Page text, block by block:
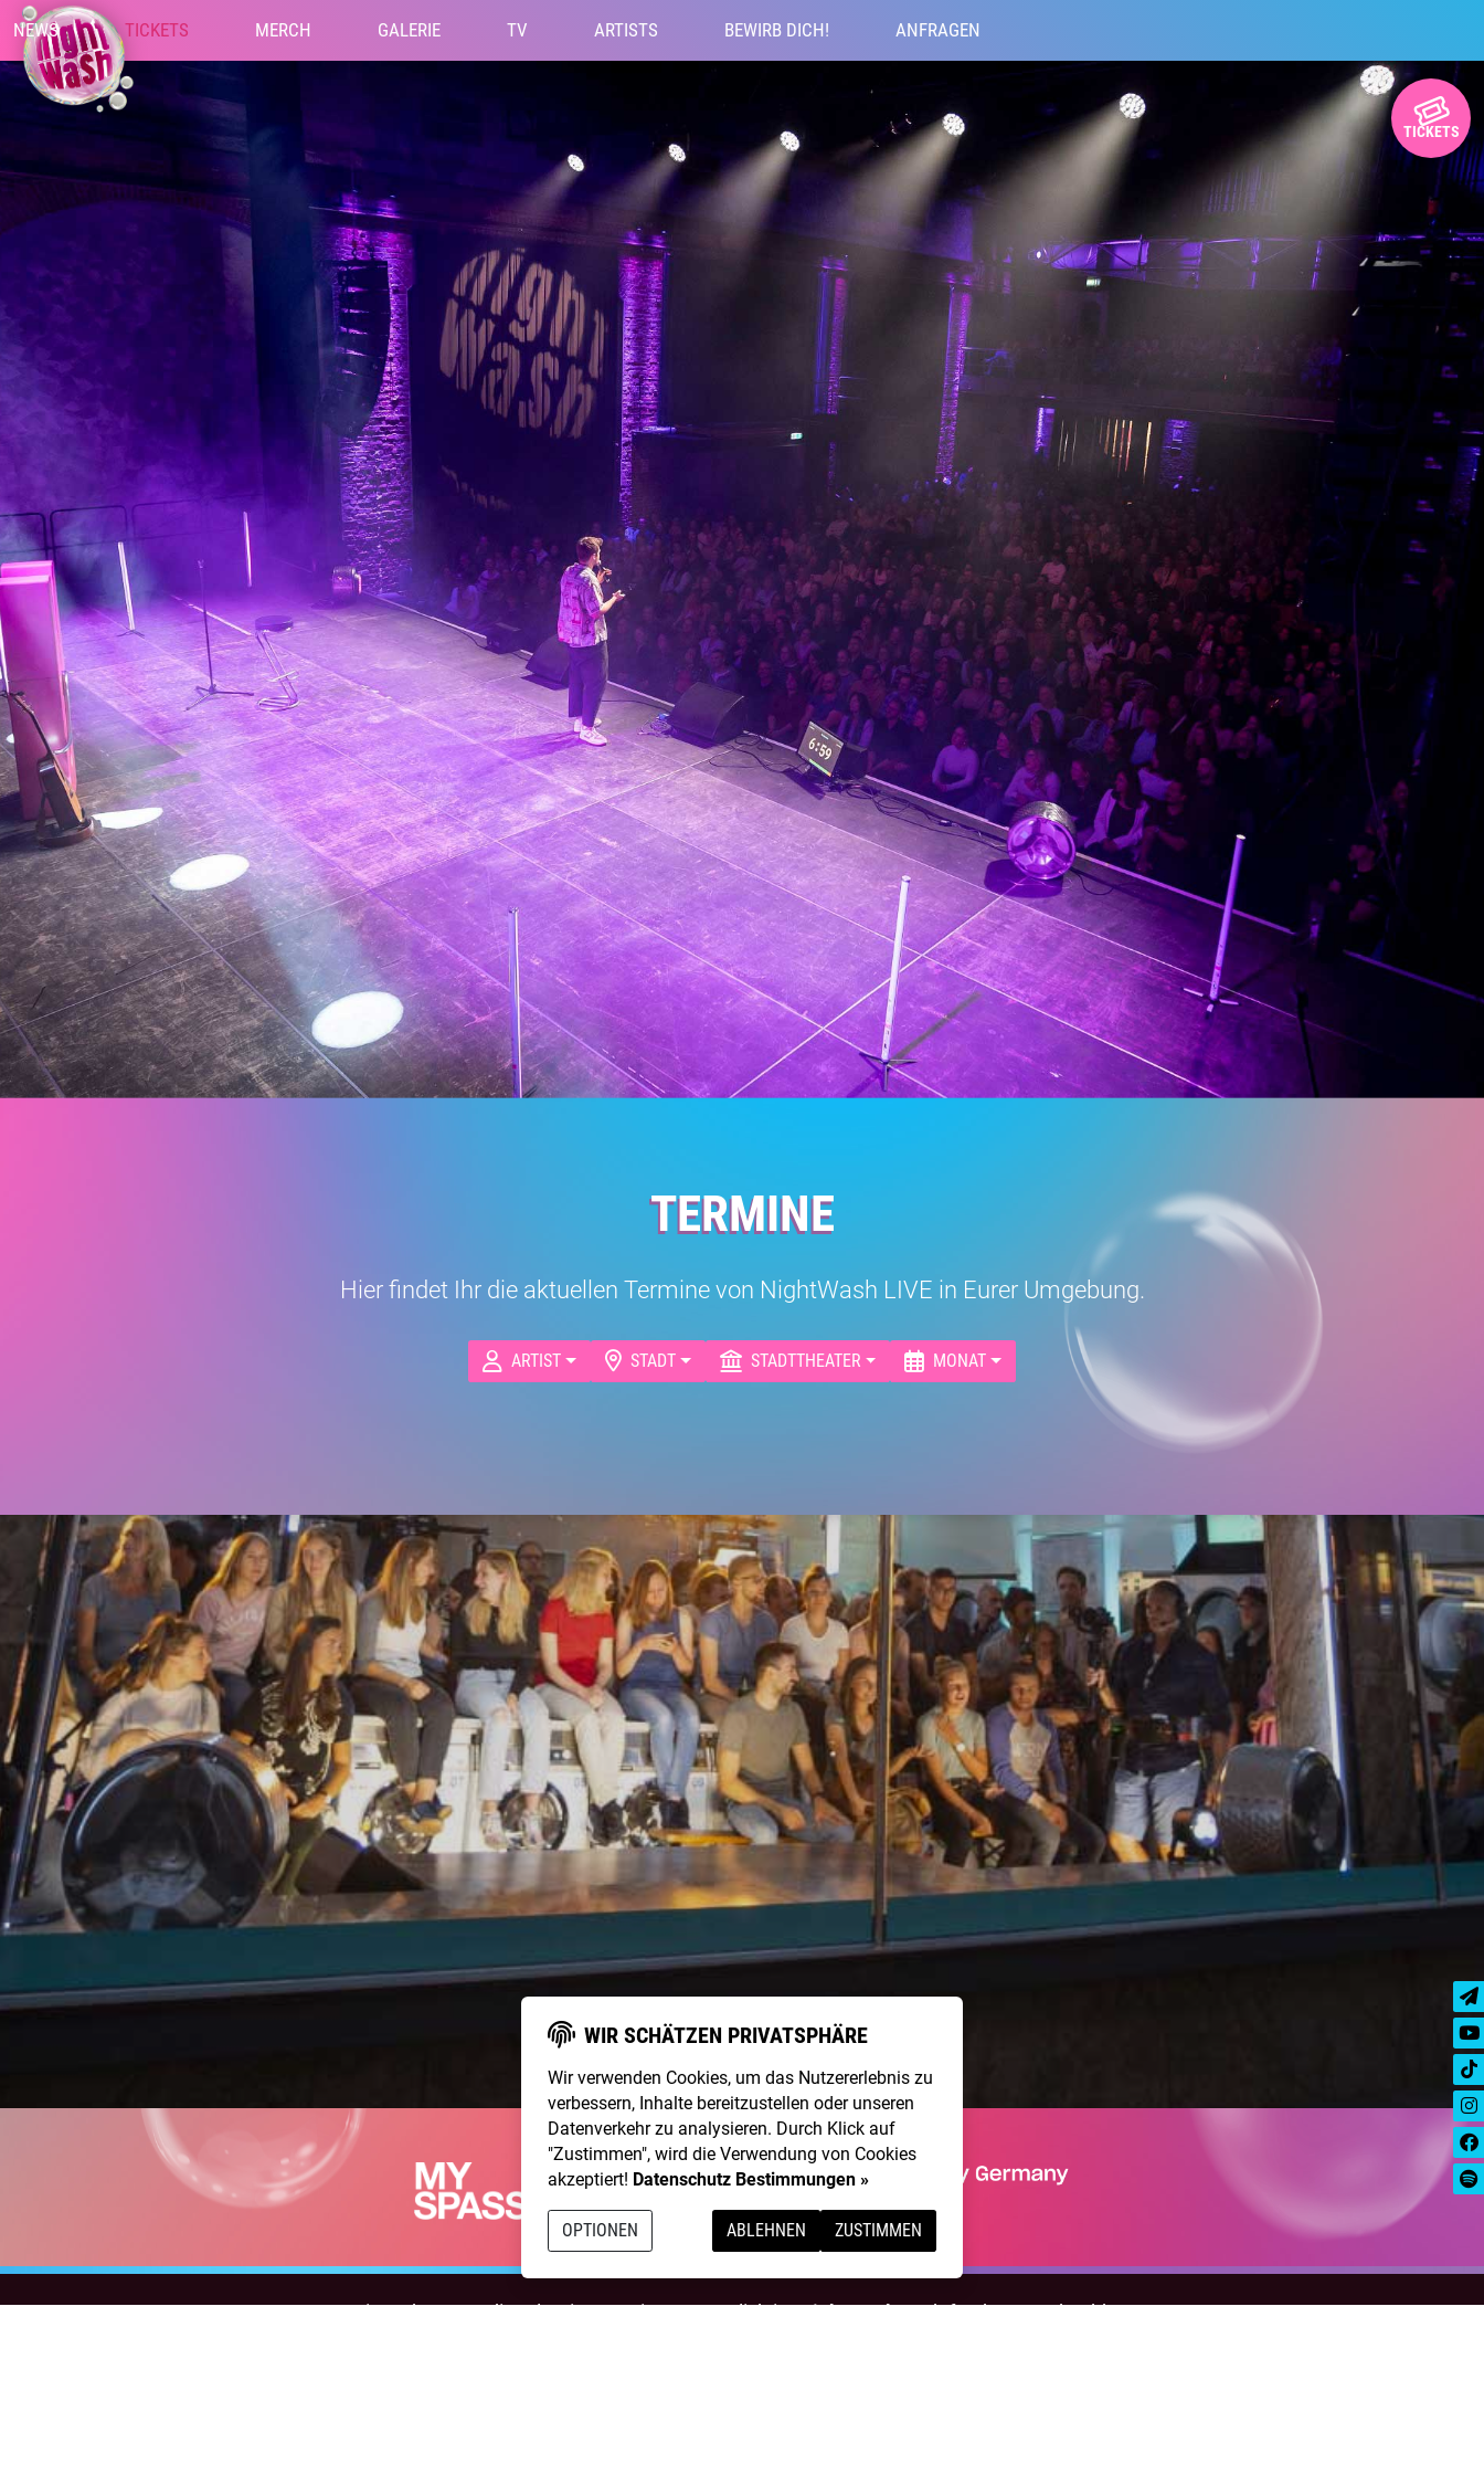
NEWS TICKETS MERCH GALERIE TV ARTISTS BEWIRB DICH! ANFRAGEN
TICKETS
TERMINE
Hier findet Ihr die aktuellen Termine von NightWash LIVE in Eurer Umgebung.
ARTIST STADT STADTTHEATER MONAT
Wir suchen ständig talentierte Artists & natürlich istNightWashauch für Ihr Event buchbar!
WIR SCHÄTZEN PRIVATSPHÄRE
Wir verwenden Cookies, um das Nutzererlebnis zu
verbessern, Inhalte bereitzustellen oder unseren
Datenverkehr zu analysieren. Durch Klick auf
"Zustimmen", wird die Verwendung von Cookies
akzeptiert! Datenschutz Bestimmungen »
OPTIONEN ABLEHNEN ZUSTIMMEN